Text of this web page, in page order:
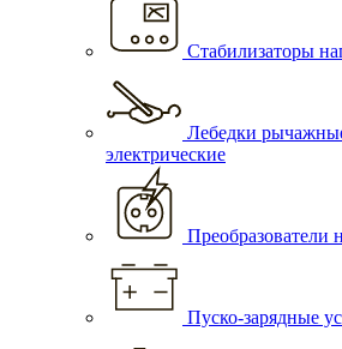
Стабилизаторы
Лебедки
электрические
Преобразователи
Пуско-зарядные